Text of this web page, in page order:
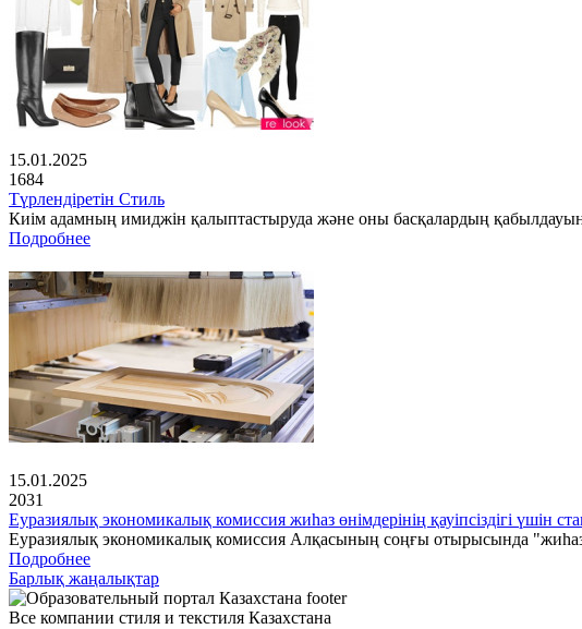
15.01.2025
1684
Түрлендіретін Стиль
Киім адамның имиджін қалыптастыруда және оны басқалардың
Подробнее
15.01.2025
2031
Еуразиялық экономикалық комиссия жиһаз өнімдерінің қауіпсіздігі үшін
Еуразиялық экономикалық комиссия Алқасының соңғы отырысында "жиһаз
Подробнее
Барлық жаңалықтар
Все компании стиля и текстиля Казахстана